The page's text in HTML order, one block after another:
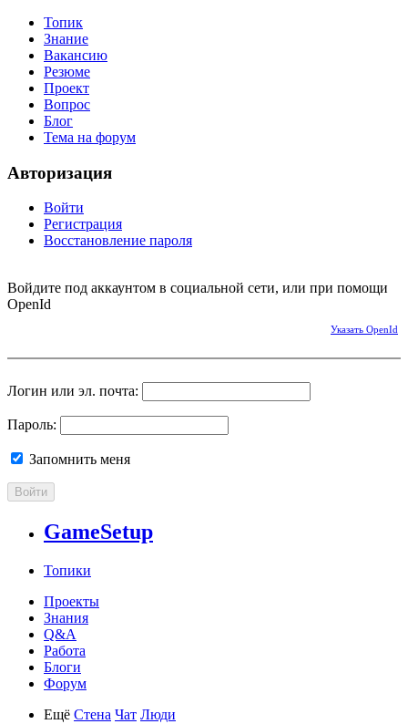
Топик
Знание
Вакансию
Резюме
Проект
Вопрос
Блог
Тема на форум
Авторизация
Войти
Регистрация
Восстановление пароля
Войдите под аккаунтом в социальной сети, или при помощи
OpenId
Указать OpenId
Логин или эл. почта:
Пароль:
Запомнить меня
Войти
GameSetup
Топики
Проекты
Знания
Q&A
Работа
Блоги
Форум
Ещё Стена Чат Люди